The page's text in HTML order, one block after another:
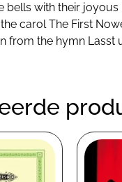
bells with their joyous
carol The First
from the hymn Lasst